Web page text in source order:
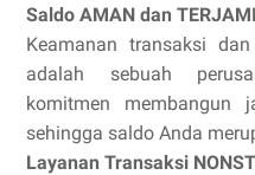
Saldo AMAN dan
Keamanan transaksi
adalah sebuah
komitmen membangun
sehingga saldo Anda
Layanan Transaksi